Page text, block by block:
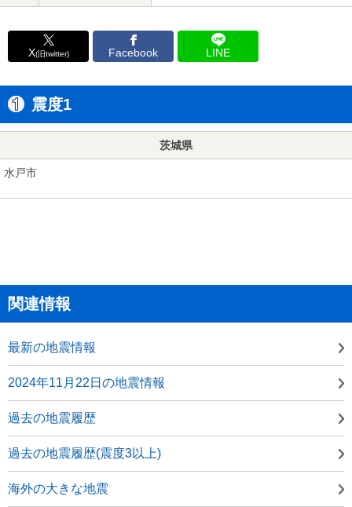
X(旧twitter) Facebook LINE
震度1
茨城県
水戸市
関連情報
最新の地震情報
2024年11月22日の地震情報
過去の地震履歴
過去の地震履歴(震度3以上)
海外の大きな地震